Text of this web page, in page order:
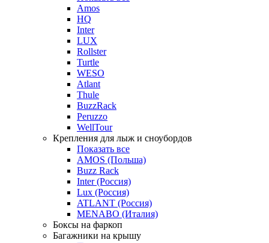
Amos
HQ
Inter
LUX
Rollster
Turtle
WESO
Atlant
Thule
BuzzRack
Peruzzo
WellTour
Крепления для лыж и сноубордов
Показать все
AMOS (Польша)
Buzz Rack
Inter (Россия)
Lux (Россия)
ATLANT (Россия)
MENABO (Италия)
Боксы на фаркоп
Багажники на крышу